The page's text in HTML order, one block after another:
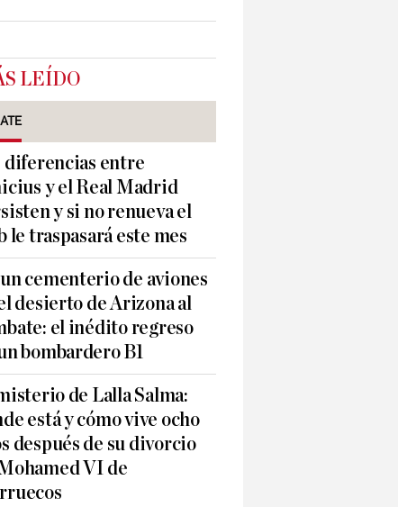
LEÍDO
diferencias entre
y el Real Madrid
y si no renueva el
le traspasará este mes
cementerio de aviones
desierto de Arizona al
el inédito regreso
bombardero B1
de Lalla Salma:
está y cómo vive ocho
después de su divorcio
VI de